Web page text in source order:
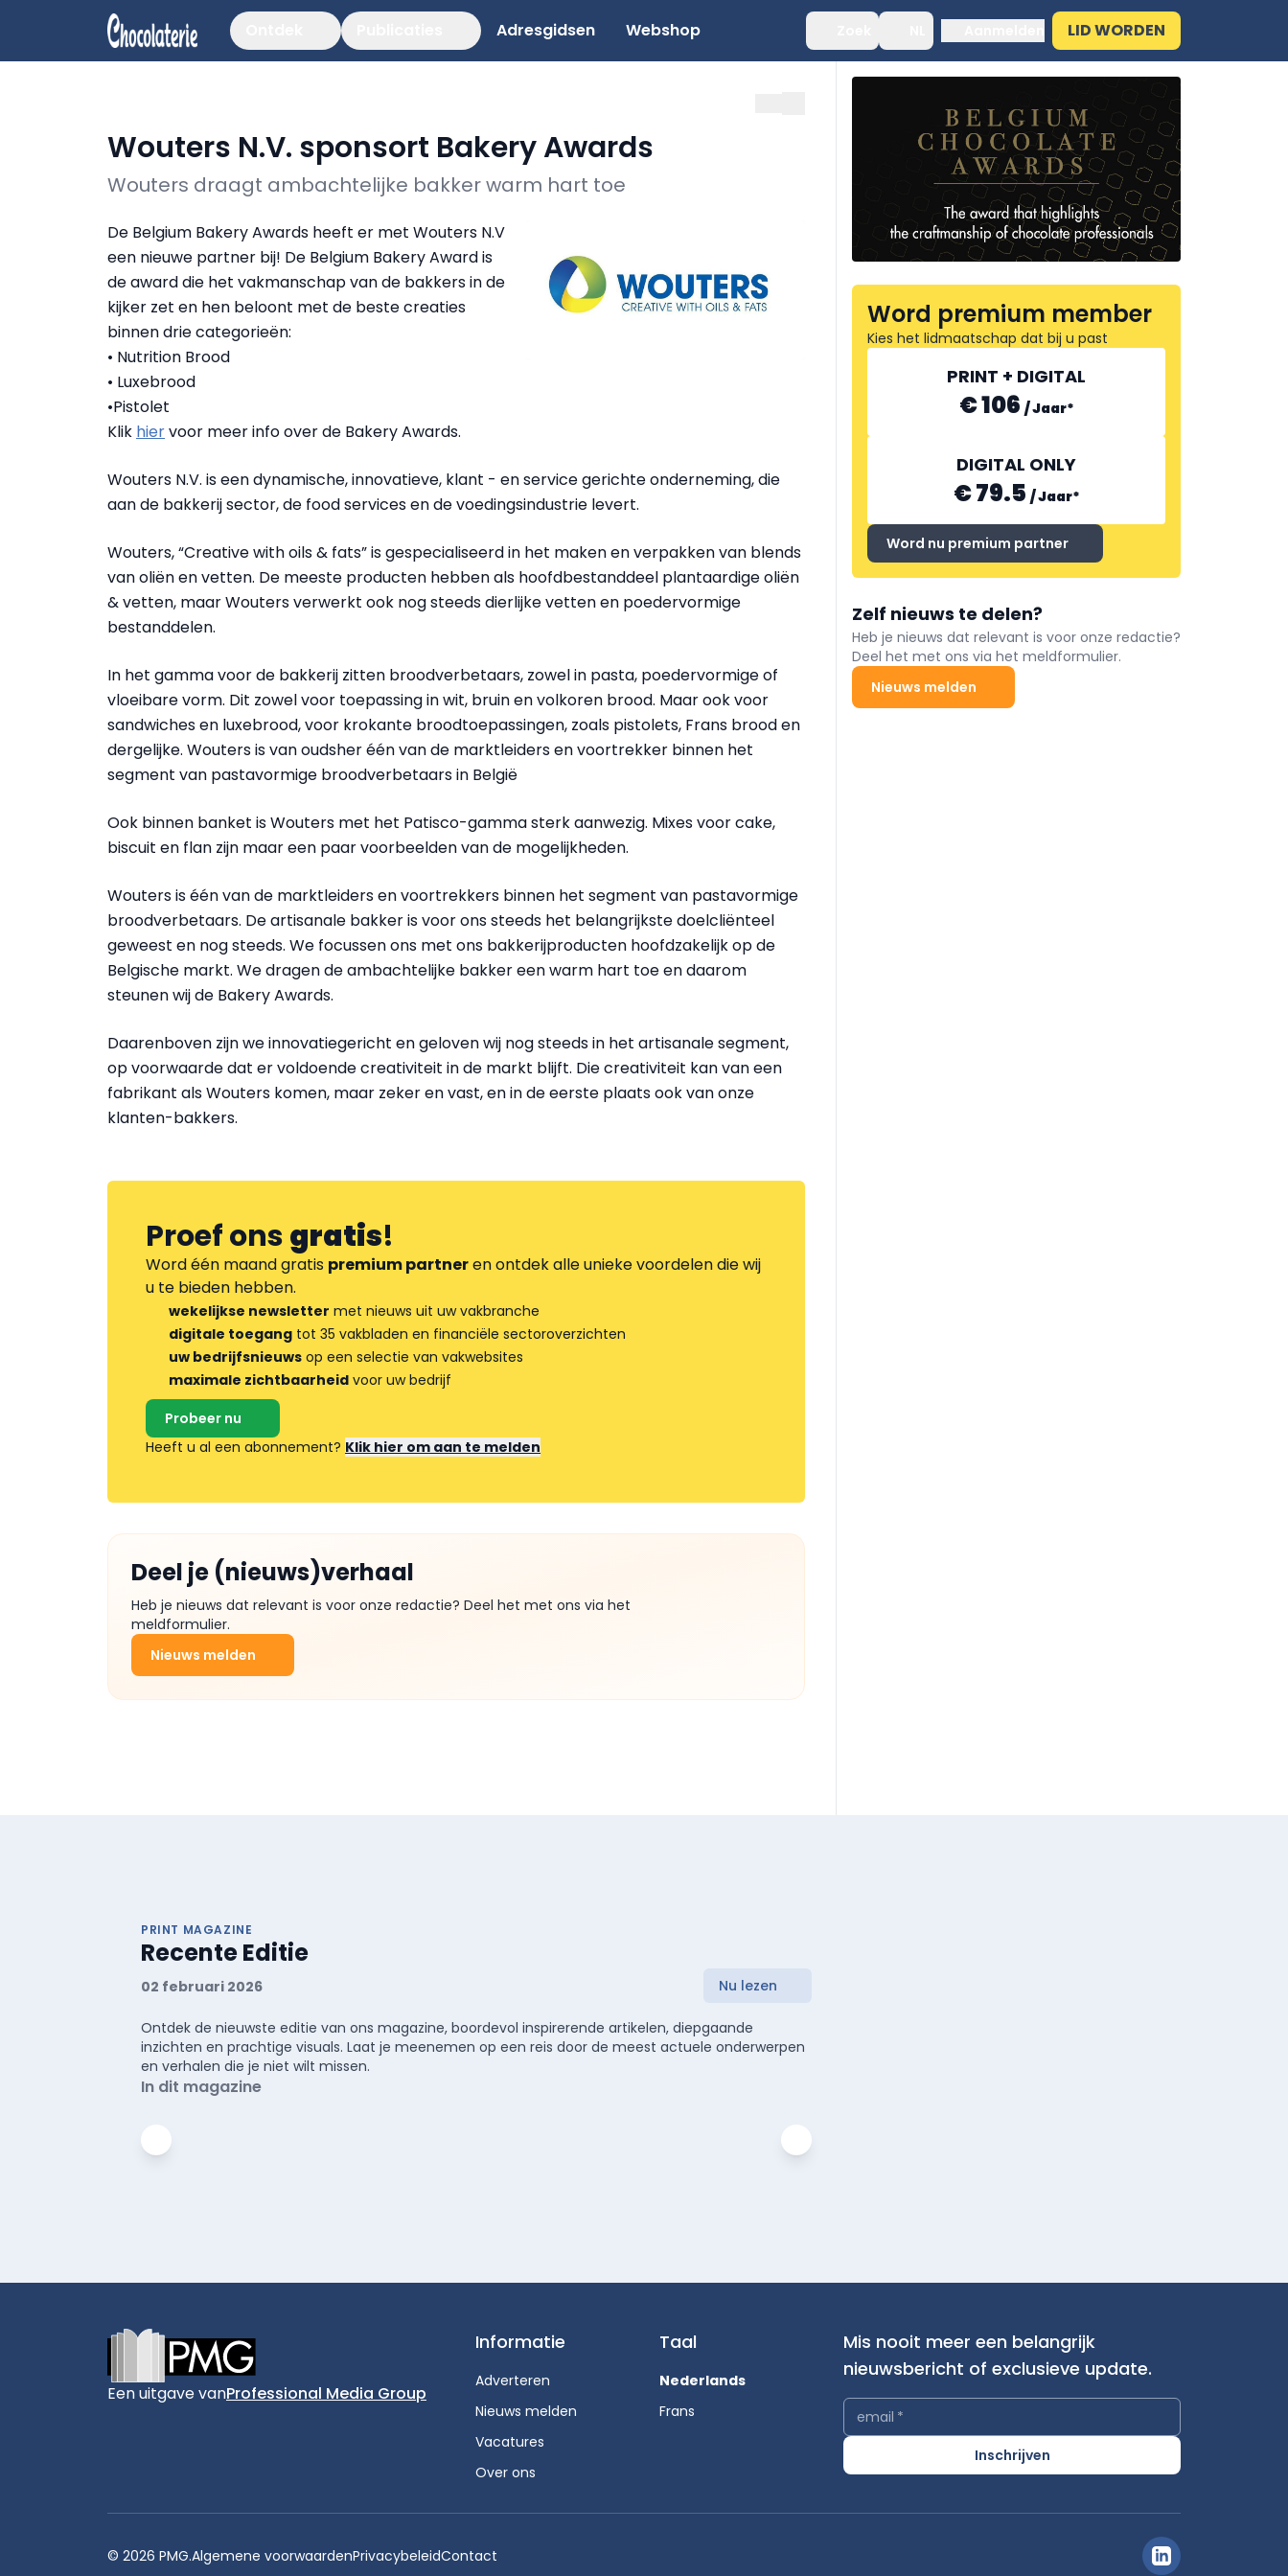
Adresgidsen Webshop LID WORDEN
Wouters N.V. sponsort Bakery Awards
Wouters draagt ambachtelijke bakker warm hart toe
De Belgium Bakery Awards heeft er met Wouters N.V
een nieuwe partner bij! De Belgium Bakery Award is
de award die het vakmanschap van de bakkers in de
kijker zet en hen beloont met de beste creaties
binnen drie categorieën:
• Nutrition Brood
• Luxebrood
•Pistolet
Klik hiervoor meer info over de Bakery Awards.
Wouters N.V. is een dynamische, innovatieve, klant - en service gerichte onderneming, die
aan de bakkerij sector, de food services en de voedingsindustrie levert.
Wouters, “Creative with oils & fats” is gespecialiseerd in het maken en verpakken van blends
van oliën en vetten. De meeste producten hebben als hoofdbestanddeel plantaardige oliën
& vetten, maar Wouters verwerkt ook nog steeds dierlijke vetten en poedervormige
bestanddelen.
In het gamma voor de bakkerij zitten broodverbetaars, zowel in pasta, poedervormige of
vloeibare vorm. Dit zowel voor toepassing in wit, bruin en volkoren brood. Maar ook voor
sandwiches en luxebrood, voor krokante broodtoepassingen, zoals pistolets, Frans brood en
dergelijke. Wouters is van oudsher één van de marktleiders en voortrekker binnen het
segment van pastavormige broodverbetaars in België
Ook binnen banket is Wouters met het Patisco-gamma sterk aanwezig. Mixes voor cake,
biscuit en flan zijn maar een paar voorbeelden van de mogelijkheden.
Wouters is één van de marktleiders en voortrekkers binnen het segment van pastavormige
broodverbetaars. De artisanale bakker is voor ons steeds het belangrijkste doelcliënteel
geweest en nog steeds. We focussen ons met ons bakkerijproducten hoofdzakelijk op de
Belgische markt. We dragen de ambachtelijke bakker een warm hart toe en daarom
steunen wij de Bakery Awards.
Daarenboven zijn we innovatiegericht en geloven wij nog steeds in het artisanale segment,
op voorwaarde dat er voldoende creativiteit in de markt blijft. Die creativiteit kan van een
fabrikant als Wouters komen, maar zeker en vast, en in de eerste plaats ook van onze
klanten-bakkers.
Proef onsgratis!
Word één maand gratis premium partneren ontdek alle unieke voordelen die wij
u te bieden hebben.
wekelijkse newsletter met nieuws uit uw vakbranche
digitale toegang tot 35 vakbladen en financiële sectoroverzichten
uw bedrijfsnieuws op een selectie van vakwebsites
maximale zichtbaarheid voor uw bedrijf
Probeer nu
Heeft u al een abonnement? Klik hier om aan te melden
Deel je (nieuws)verhaal
Heb je nieuws dat relevant is voor onze redactie? Deel het met ons via het
meldformulier.
Nieuws melden
Word premium member
Kies het lidmaatschap dat bij u past
PRINT + DIGITAL
€ 106 /Jaar*
DIGITAL ONLY
€ 79.5 /Jaar*
Word nu premium partner
Zelf nieuws te delen?
Heb je nieuws dat relevant is voor onze redactie?
Deel het met ons via het meldformulier.
Nieuws melden
PRINT MAGAZINE
Recente Editie
02 februari 2026 Nu lezen
Ontdek de nieuwste editie van ons magazine, boordevol inspirerende artikelen, diepgaande
inzichten en prachtige visuals. Laat je meenemen op een reis door de meest actuele onderwerpen
en verhalen die je niet wilt missen.
In dit magazine
Een uitgave vanProfessional Media Group
Informatie
Adverteren
Nieuws melden
Vacatures
Over ons
Taal
Nederlands
Frans
Mis nooit meer een belangrijk
nieuwsbericht of exclusieve update.
email *
Inschrijven
© 2026 PMG.Algemene voorwaardenPrivacybeleidContact